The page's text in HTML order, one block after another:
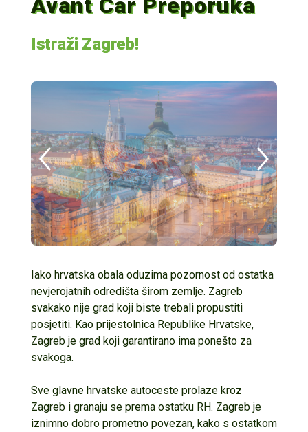
Avant Car Preporuka
Istraži Zagreb!
Iako hrvatska obala oduzima pozornost od ostatka
nevjerojatnih odredišta širom zemlje. Zagreb
svakako nije grad koji biste trebali propustiti
posjetiti. Kao prijestolnica Republike Hrvatske,
Zagreb je grad koji garantirano ima ponešto za
svakoga.
Sve glavne hrvatske autoceste prolaze kroz
Zagreb i granaju se prema ostatku RH. Zagreb je
iznimno dobro prometno povezan, kako s ostatkom